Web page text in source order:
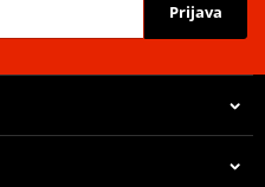
Prijava